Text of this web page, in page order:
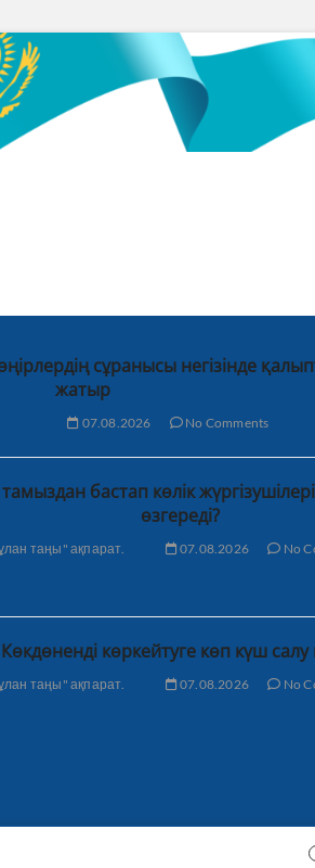
сұранысы негізінде
жатыр
07.08.2026 No Comments
бастап көлік
өзгереді?
таңы" ақпарат. 07.08.2026 No
Көкдөненді көркейтуге көп күш салу
таңы" ақпарат. 07.08.2026 No